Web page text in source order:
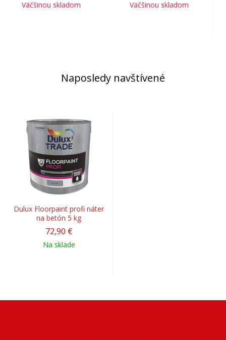
Väčšinou skladom Väčšinou skladom
Naposledy navštívené
Dulux Floorpaint profi náter
na betón 5 kg
72,90 €
Na sklade